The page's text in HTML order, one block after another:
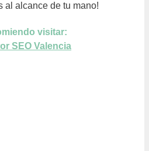
al alcance de tu mano!
visitar:
SEO Valencia